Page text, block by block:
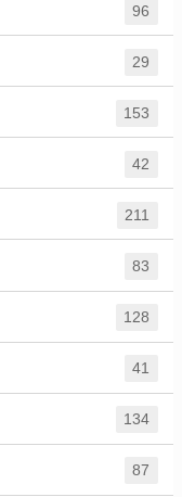
96
29
153
42
211
83
128
41
134
87